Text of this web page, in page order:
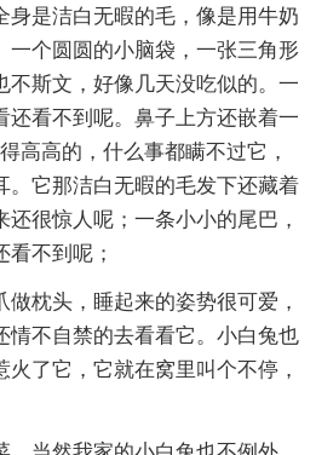
身是洁白无暇的毛，像是用牛奶
一个圆圆的小脑袋，一张三角形
不斯文，好像几天没吃似的。一
还看不到呢。鼻子上方还嵌着一
高高的，什么事都瞒不过它，
。它那洁白无暇的毛发下还藏着
很惊人呢；一条小小的尾巴，
不到呢；
枕头，睡起来的姿势很可爱，
情不自禁的去看看它。小白兔也
了它，它就在窝里叫个不停，